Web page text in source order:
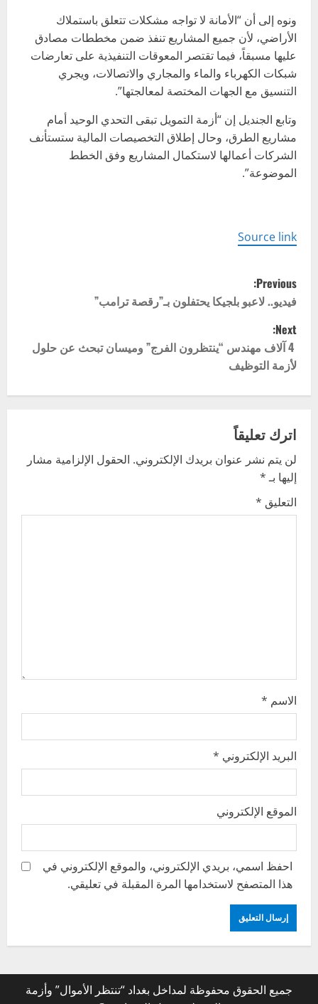
ونوه إلى أن “الأمانة لا تواجه مشكلات تتعلق باستملاك
الأراضي، لأن جميع المشاريع تنفذ ضمن مخططات مصادق
عليها مسبقاً، فيما تقتصر المعوقات التنفيذية على تعارضات
شبكات الكهرباء والماء والمجاري والاتصالات، ويجري
التنسيق مع الجهات المختصة لمعالجتها”.
وتابع الجنديل إن “أزمة التمويل تبقى التحدي الوحيد أمام
مشاريع الطرق، وحال إطلاق التخصيصات المالية ستستأنف
الشركات أعمالها لاستكمال المشاريع وفق الخطط
الموضوعة”.
Source link
P
o
s
t
n
a
v
i
g
Previous:
فيديو.. لاعبو بلجيكا يحتفلون بـ”رقصة ترامب”
Next:
4 آلاف مهندس “ينتظرون الفرج” وميسان تبحث عن حلول
لأزمة التوظيف
اترك تعليقاً
لن يتم نشر عنوان بريدك الإلكتروني. الحقول الإلزامية مشار
إليها بـ*
التعليق *
الاسم *
البريد الإلكتروني *
الموقع الإلكتروني
احفظ اسمي، بريدي الإلكتروني، والموقع الإلكتروني في
هذا المتصفح لاستخدامها المرة المقبلة في تعليقي.
جميع الحقوق محفوظة لمداخل بغداد “تنتظر الأموال” وأزمة